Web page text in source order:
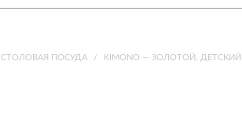
СТОЛОВАЯ ПОСУДА KIMONO — ЗОЛОТОЙ,